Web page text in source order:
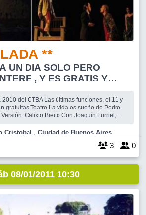
**
UN DIA SOLO PERO
, Y ES GRATIS Y
2010 del CTBA Las últimas funciones, el 11 y
es sueño de Pedro
Calixto Bieito Con Joaquín Furriel,
Enrique Federman y Hernán Cuevas. Actriz
San Cristobal , Ciudad de Buenos Aires
3 0
08/01/2011 10:30